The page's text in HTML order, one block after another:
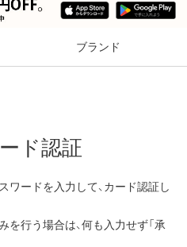
ブランド
ド認証
ワードを入力して、カード認証し
行う場合は、何も入力せず「承